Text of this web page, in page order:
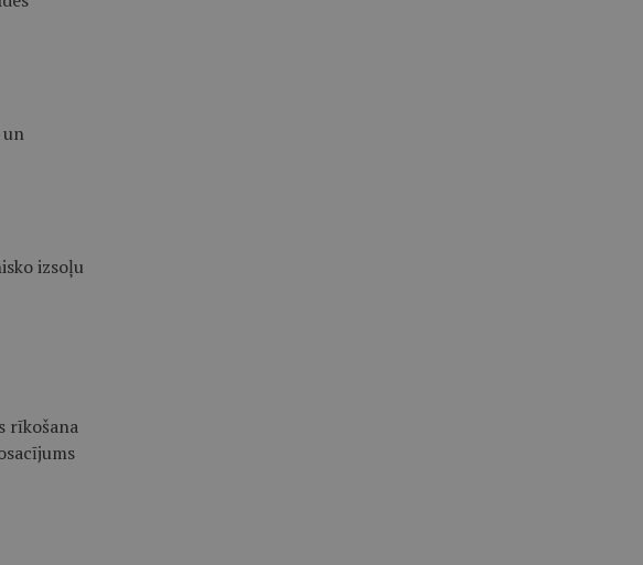
izsoļu
rīkošana